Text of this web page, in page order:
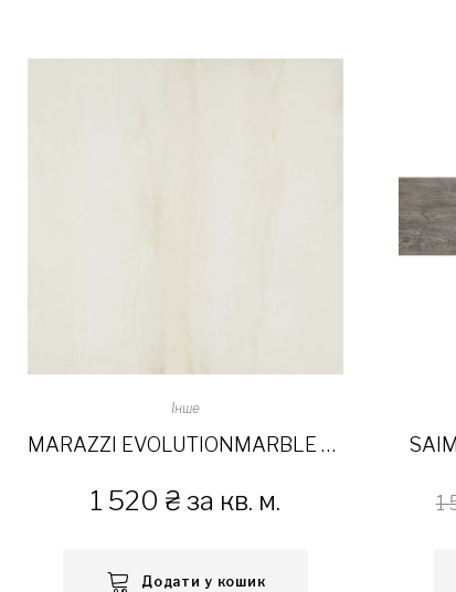
Інше
MARAZZI EVOLUTIONMARBLE ONICE LUX 58×58
1 520 ₴ за кв. м.
Додати у кошик
1